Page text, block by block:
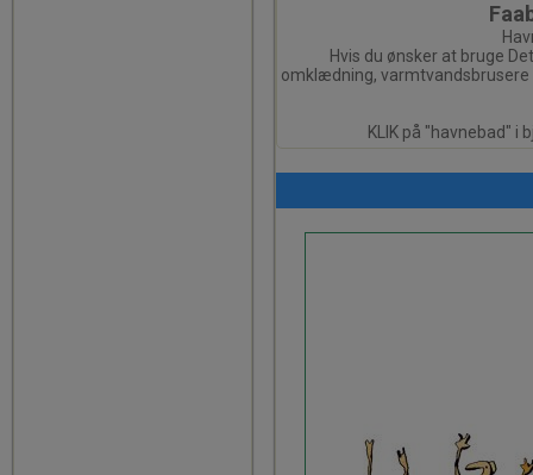
Hvis du ønsker at bruge
omklædning,
KLIK på "havnebad"